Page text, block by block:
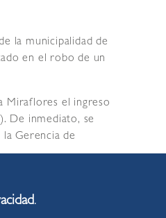
la municipalidad de
en el robo de un
Miraflores el ingreso
De inmediato, se
Gerencia de
.